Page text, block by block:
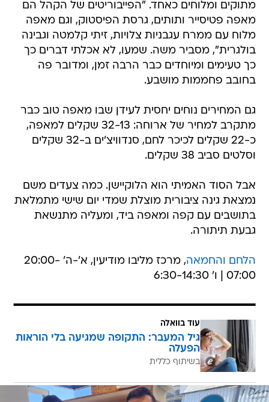
מתוקים ומלוחים כאחד. "הפייבוריטים של הקהל הם
מאפה פטיסייר ותותים, גרסת הפיסטוק, וגם מאפה
מלוח עם ממרח עגבניות צלויות, זיתי קלמטה וגבינה
בולגרית", מסביר משה. שמעו, לא אכלתי דברים כך
כך טעימים ומיוחדים כבר הרבה זמן, ומדובר פה
בחובב פחממות מושבע.
גם המחירים נוחים יחסית לעידן שבו מאפה טוב כבר
מתקרב למחיר של ארוחה: 32-13 שקלים למאפה,
כ-22 שקלים לכיכר לחם, סנדוויצ'ים ב-32 שקלים
וסלטים סביב 38 שקלים.
אבל הסוד האמיתי הוא הלוקיישן. כמה צעדים משם
נמצאת גינה ציבורית מוצלת שמדי יום שישי מתמלאת
בתושבים עם קפה ומאפה ביד, ומעליה מתנשאת
גבעת תיתורה.
הלחם והחמאה
, מרכז מליבו מודיעין, א'-ה' 20:00-
07:00 | ו' 6:30-14:30
עוד בוואלה
גיל המעבר: התקופה שמגיעה בלי הוראות
הפעלה
בשיתוף כללית